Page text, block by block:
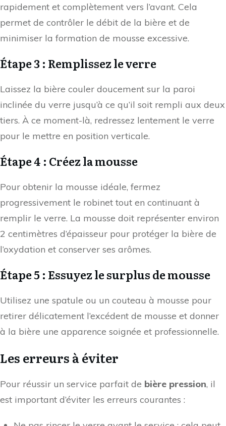
rapidement et complètement vers l’avant. Cela
permet de contrôler le débit de la bière et de
minimiser la formation de mousse excessive.
Étape 3 : Remplissez le verre
Laissez la bière couler doucement sur la paroi
inclinée du verre jusqu’à ce qu’il soit rempli aux deux
tiers. À ce moment-là, redressez lentement le verre
pour le mettre en position verticale.
Étape 4 : Créez la mousse
Pour obtenir la mousse idéale, fermez
progressivement le robinet tout en continuant à
remplir le verre. La mousse doit représenter environ
2 centimètres d’épaisseur pour protéger la bière de
l’oxydation et conserver ses arômes.
Étape 5 : Essuyez le surplus de mousse
Utilisez une spatule ou un couteau à mousse pour
retirer délicatement l’excédent de mousse et donner
à la bière une apparence soignée et professionnelle.
Les erreurs à éviter
Pour réussir un service parfait de bière pression, il
est important d’éviter les erreurs courantes :